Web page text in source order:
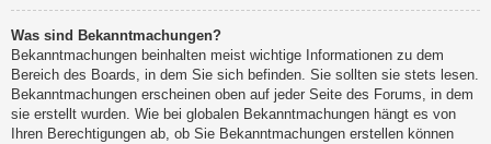
Was sind Bekanntmachungen?
Bekanntmachungen beinhalten meist wichtige Informationen zu dem
Bereich des Boards, in dem Sie sich befinden. Sie sollten sie stets lesen.
Bekanntmachungen erscheinen oben auf jeder Seite des Forums, in dem
sie erstellt wurden. Wie bei globalen Bekanntmachungen hängt es von
Ihren Berechtigungen ab, ob Sie Bekanntmachungen erstellen können